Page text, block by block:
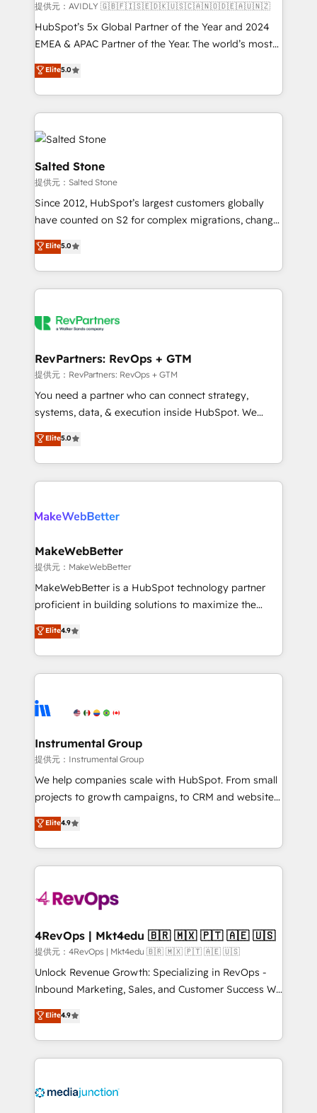
提供元：AVIDLY 🇬🇧🇫🇮🇸🇪🇩🇰🇺🇸🇨🇦🇳🇴🇩🇪🇦🇺🇳🇿
HubSpot’s 5x Global Partner of the Year and 2024
EMEA & APAC Partner of the Year. The world’s most
experienced and fully accredited HubSpot Solutions
Partner. 🚀 With 2,750+ HubSpot projects delivered
and 370+ specialists across EMEA, APAC and NAM,
we de-risk complex CRM programmes and
accelerate ROI across every HubSpot Hub. 🧭 From
multi-region migrations to AI-powered automation,
we turn complexity into clarity, human at global
scale. 🏆 HubSpot’s CEO called us “the partner of the
future.” Others agree it is proof of trust built through
measurable impact.
Elite5.0
Salted Stone
提供元：Salted Stone
Since 2012, HubSpot’s largest customers globally
have counted on S2 for complex migrations, change
management, systems integration, and creative
solutions that deliver measurable impact and
transform brand experiences As one of the few full-
service creative agencies in the HubSpot
winning design to build scalable, globally
marketing campaigns, & RevOps frameworks that
fuel long-term success We connect the entire
customer lifecycle through seamless integrations,
ensure long-term adoption with change-
and service to drive sustainable growth With 6 key
HubSpot accreditations and experience across
Elite5.0
RevPartners: RevOps + GTM
提供元：RevPartners: RevOps + GTM
You need a partner who can connect strategy,
systems, data, & execution inside HubSpot. We
bridge the gap where most agencies fall short by
combining GTM strategy with technical execution to
solve the right problem with the right solution. As the
only firm in the world to hold Elite Partner
clients gain a unique advantage in CRM architecture,
market execution. Why B2B Businesses Choose RP: -
Secure: Soc2 compliant 🛡️ - Pricing: Implementations
starting at $1,5k 💵 - Speed: Launch in 14 days ⚡ -
Global: 75+ RPers across five continents 🌐 - Scale:
HubSpot Partner 🪴 - Sales Hub: More
implementations than any other Partner 💻 -
agency for an Ops problem. Don't hire a technical
agency for a growth problem. Hire a partner built to
Elite5.0
MakeWebBetter
提供元：MakeWebBetter
MakeWebBetter is a HubSpot technology partner
proficient in building solutions to maximize the
operational efficiency of HubSpot. The fastest-
growing tech-enabler & facilitator, MakeWebBetter,
hands you the blend of HubSpot expertise &
eminent solutions & integrations. Trust us to
Elite Partners with 10+ years of HubSpot experience
Premier Partner 2023 🌟5 HubSpot Accreditations 🌟
Won HubSpot Theme Challenge 2021 🌟INBOUND’19
HubSpot Rising Star Why us? Harnessing the full
potential of the powerful HubSpot CRM. ✔️A team of
HubSpot experience ✔️Flexible pricing models —
Hourly-fee (assigned one Dedicated HubSpot
requirement). ✔️Helped over 25,000+ customers so
far with our HubSpot solutions. ✔️Bespoke apps &
on-demand bundle services. Connect with us today!
Elite4.9
Instrumental Group
提供元：Instrumental Group
We help companies scale with HubSpot. From small
projects to growth campaigns, to CRM and websites.
Hire an agency that's experienced in every inch of
HubSpot and willing to work hand-in-hand with your
team to simplify the complex and build a better
experience for your team and customers.
Elite4.9
4RevOps | Mkt4edu 🇧🇷 🇲🇽 🇵🇹 🇦🇪 🇺🇸
提供元：4RevOps | Mkt4edu 🇧🇷 🇲🇽 🇵🇹 🇦🇪 🇺🇸
Unlock Revenue Growth: Specializing in RevOps -
Inbound Marketing, Sales, and Customer Success We
specialize in driving revenue growth for companies
across industries through tailored marketing, sales,
and customer success strategies, utilizing RevOps
methodologies. As Latin America's largest HubSpot
offer unparalleled insights. Operating in five
Elite4.9